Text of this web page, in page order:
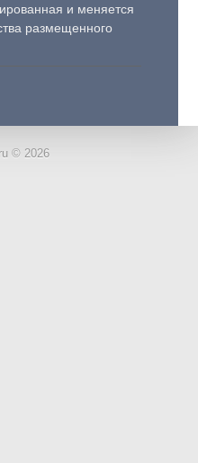
и меняется
размещенного
© 2026